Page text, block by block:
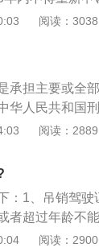
重新申领；3
阅读：3038
承担主要或全
华人民共和国
生重大事故，
上七年以下有
高人民法院关
通肇事具有下
伤三人以上，
的；c、造成公
阅读：2889
：1、吊销驾
者超过年龄不
就会注销；3、
阅读：2900